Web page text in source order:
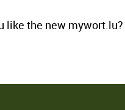
like the new mywort.lu?